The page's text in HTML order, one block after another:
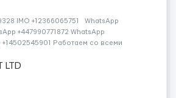
IMO +12366065751 WhatsApp
+447990771872 WhatsApp
Работаем со всеми
Telegram
LTD